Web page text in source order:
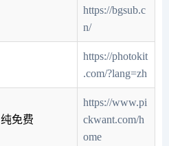
https://bgsub.c
n/
https://photokit
.com/?lang=zh
纯免费
https://www.pi
ckwant.com/h
ome